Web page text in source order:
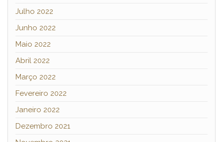
Julho 2022
Junho 2022
Maio 2022
Abril 2022
Março 2022
Fevereiro 2022
Janeiro 2022
Dezembro 2021